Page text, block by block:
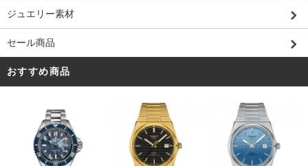
ジュエリー素材
セール商品
おすすめ商品